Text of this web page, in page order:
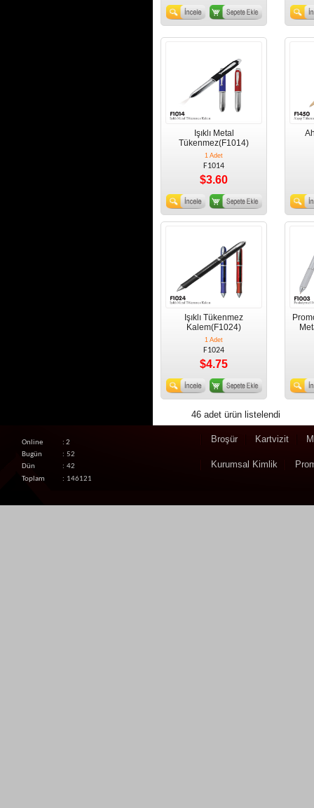
Işıklı Metal
Tükenmez(F1014)
1 Adet
F1014
$3.60
Işıklı Tükenmez
Kalem(F1024)
1 Adet
F1024
$4.75
46 adet ürün listelendi
Online
: 2
Bugün
: 52
Dün
: 42
Toplam
: 146121
Broşür Kartvizit
Kurumsal Kimlik